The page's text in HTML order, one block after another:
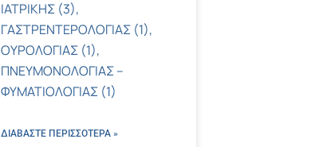
ΙΑΤΡΙΚΗΣ (3),
ΓΑΣΤΡΕΝΤΕΡΟΛΟΓΙΑΣ (1),
ΟΥΡΟΛΟΓΙΑΣ (1),
ΠΝΕΥΜΟΝΟΛΟΓΙΑΣ –
ΦΥΜΑΤΙΟΛΟΓΙΑΣ (1)
ΔΙΑΒΑΣΤΕ ΠΕΡΙΣΣΌΤΕΡΑ »